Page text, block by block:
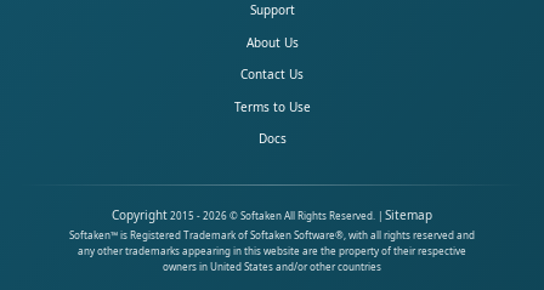
Support
About Us
Contact Us
Terms to Use
Docs
Copyright2015 - 2026 © Softaken All Rights Reserved. | Sitemap
Softaken™ is Registered Trademark of Softaken Software®, with all rights reserved and
any other trademarks appearing in this website are the property of their respective
owners in United States and/or other countries